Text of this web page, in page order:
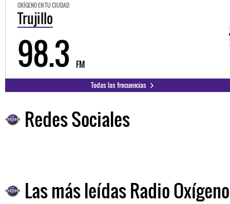
OXÍGENO EN TU CIUDAD
Trujillo
98.3 FM
Todas las frecuencias
Redes Sociales
Las más leídas Radio Oxígeno